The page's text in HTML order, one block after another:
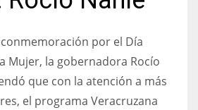
por el Día
Mujer, la gobernadora Rocío
que con la atención a más
el programa Veracruzana